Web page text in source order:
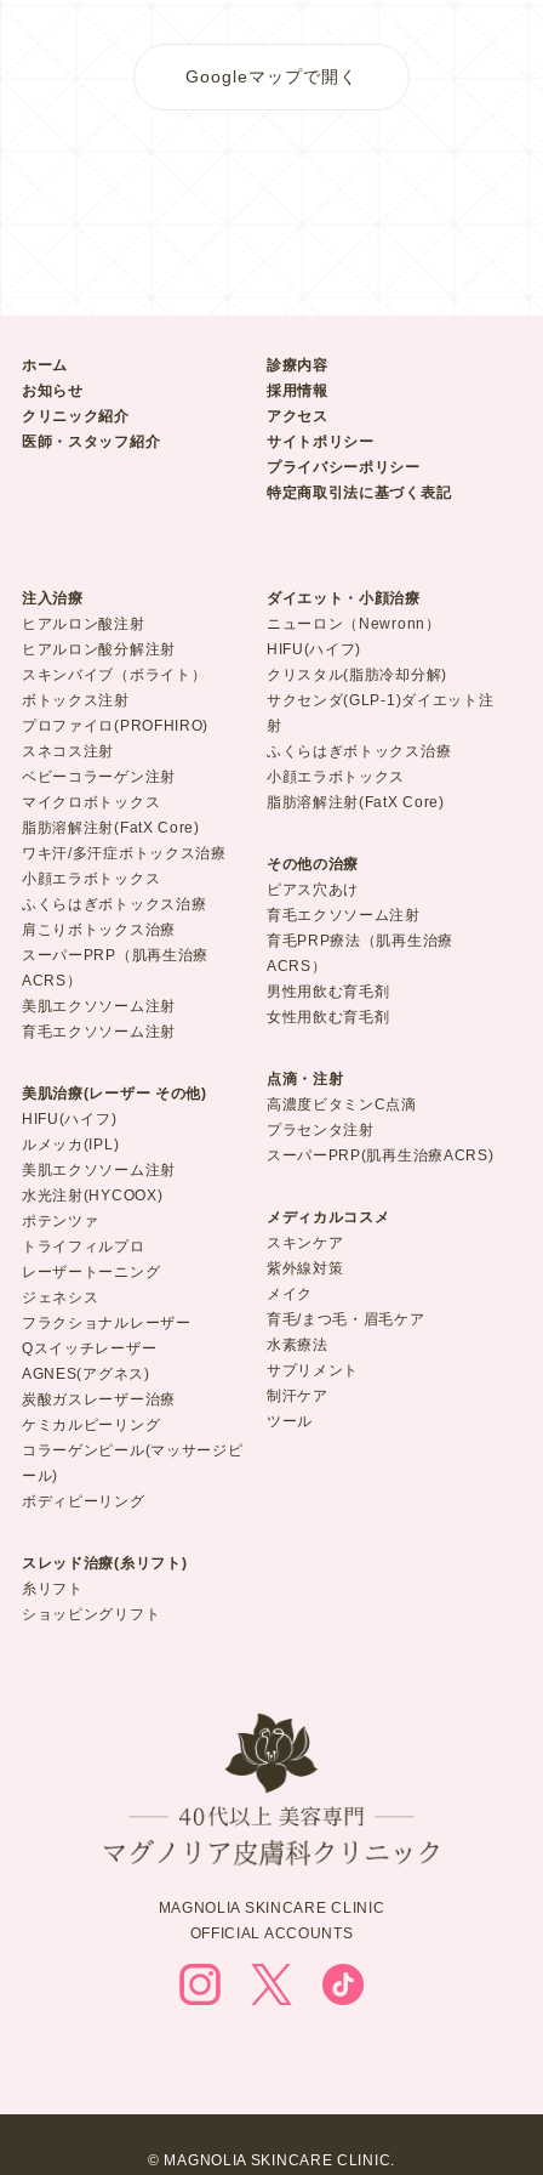
Googleマップで開く
ホーム
お知らせ
クリニック紹介
医師・スタッフ紹介
診療内容
採用情報
アクセス
サイトポリシー
プライバシーポリシー
特定商取引法に基づく表記
注入治療
ヒアルロン酸注射
ヒアルロン酸分解注射
スキンバイブ（ボライト）
ボトックス注射
プロファイロ(PROFHIRO)
スネコス注射
ベビーコラーゲン注射
マイクロボトックス
脂肪溶解注射(FatX Core)
ワキ汗/多汗症ボトックス治療
小顔エラボトックス
ふくらはぎボトックス治療
肩こりボトックス治療
スーパーPRP（肌再生治療
ACRS）
美肌エクソソーム注射
育毛エクソソーム注射
美肌治療(レーザー その他)
HIFU(ハイフ)
ルメッカ(IPL)
美肌エクソソーム注射
水光注射(HYCOOX)
ポテンツァ
トライフィルプロ
レーザートーニング
ジェネシス
フラクショナルレーザー
Qスイッチレーザー
AGNES(アグネス)
炭酸ガスレーザー治療
ケミカルピーリング
コラーゲンピール(マッサージピ
ール)
ボディピーリング
スレッド治療(糸リフト)
糸リフト
ショッピングリフト
ダイエット・小顔治療
ニューロン（Newronn）
HIFU(ハイフ)
クリスタル(脂肪冷却分解)
サクセンダ(GLP-1)ダイエット注
射
ふくらはぎボトックス治療
小顔エラボトックス
脂肪溶解注射(FatX Core)
その他の治療
ピアス穴あけ
育毛エクソソーム注射
育毛PRP療法（肌再生治療
ACRS）
男性用飲む育毛剤
女性用飲む育毛剤
点滴・注射
高濃度ビタミンC点滴
プラセンタ注射
スーパーPRP(肌再生治療ACRS)
メディカルコスメ
スキンケア
紫外線対策
メイク
育毛/まつ毛・眉毛ケア
水素療法
サプリメント
制汗ケア
ツール
MAGNOLIA SKINCARE CLINIC
OFFICIAL ACCOUNTS
© MAGNOLIA SKINCARE CLINIC.